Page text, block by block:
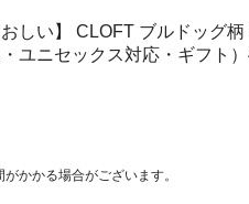
しい】 CLOFT ブルドッグ柄
ユニセックス対応・ギフト
かかる場合がございます。